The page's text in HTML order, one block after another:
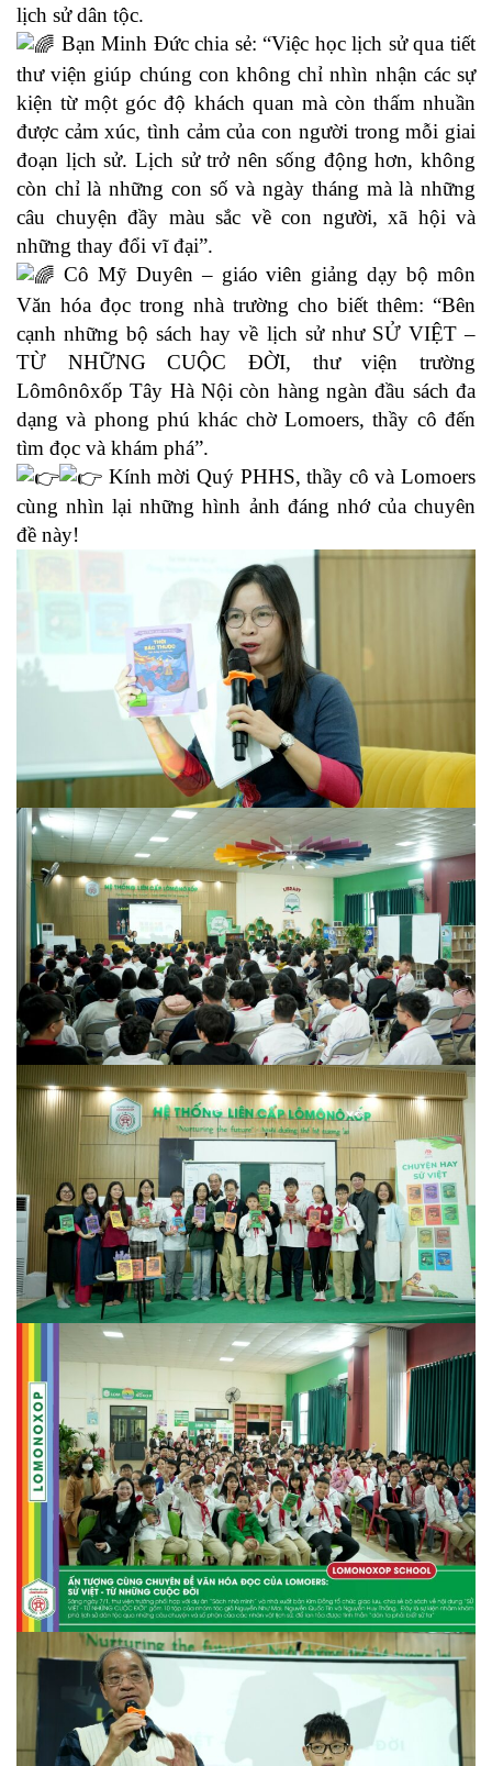
lịch sử dân tộc.
Bạn Minh Đức chia sẻ: “Việc học lịch sử qua tiết
thư viện giúp chúng con không chỉ nhìn nhận các sự
kiện từ một góc độ khách quan mà còn thấm nhuần
được cảm xúc, tình cảm của con người trong mỗi giai
đoạn lịch sử. Lịch sử trở nên sống động hơn, không
còn chỉ là những con số và ngày tháng mà là những
câu chuyện đầy màu sắc về con người, xã hội và
những thay đổi vĩ đại”.
Cô Mỹ Duyên – giáo viên giảng dạy bộ môn
Văn hóa đọc trong nhà trường cho biết thêm: “Bên
cạnh những bộ sách hay về lịch sử như SỬ VIỆT –
TỪ NHỮNG CUỘC ĐỜI, thư viện trường
Lômônôxốp Tây Hà Nội còn hàng ngàn đầu sách đa
dạng và phong phú khác chờ Lomoers, thầy cô đến
tìm đọc và khám phá”.
Kính mời Quý PHHS, thầy cô và Lomoers
cùng nhìn lại những hình ảnh đáng nhớ của chuyên
đề này!